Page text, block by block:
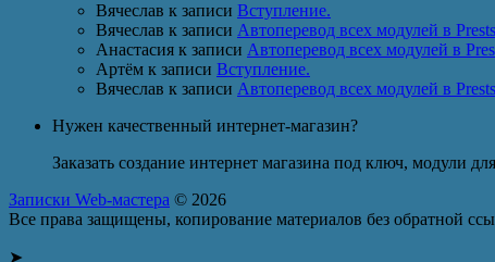
Вячеслав к записи Вступление.
Вячеслав к записи Автоперевод всех модулей в
Анастасия к записи Автоперевод всех модулей в
Артём к записи Вступление.
Вячеслав к записи Автоперевод всех модулей в
Нужен качественный интернет-магазин?
Заказать создание интернет магазина под ключ, модули
Записки Web-мастера © 2026
Все права защищены, копирование материалов без обратной
➤